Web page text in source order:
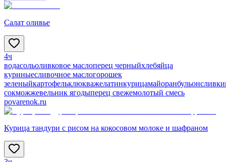
Салат оливье
4ч
водасольоливковое маслоперец черныйхлебяйца
куриныесливочное маслогорошек
зеленыйкартофельклюкважелатинкурицамайоранбульонсливки
сокможжевельник ягодыперец свежемолотый смесь
povarenok.ru
Курица тандури с рисом на кокосовом молоке и шафраном